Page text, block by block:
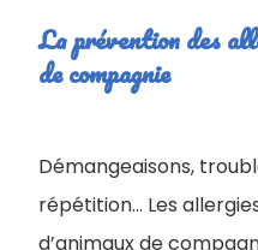
La prévention des
de compagnie
Démangeaisons,
répétition… Les
d’animaux de